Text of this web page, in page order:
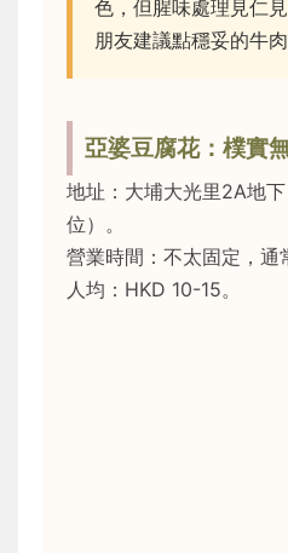
色，但腥味處理見仁
朋友建議點穩妥的牛肉
亞婆豆腐花：樸實
地址：大埔大光里2A地
位）。
營業時間：不太固定，通
人均：HKD 10-15。